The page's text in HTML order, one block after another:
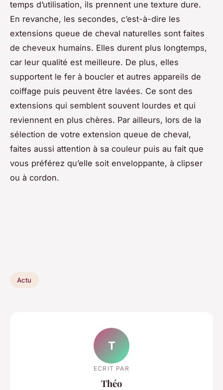
temps d’utilisation, ils prennent une texture dure.
En revanche, les secondes, c’est-à-dire les
extensions queue de cheval naturelles sont faites
de cheveux humains. Elles durent plus longtemps,
car leur qualité est meilleure. De plus, elles
supportent le fer à boucler et autres appareils de
coiffage puis peuvent être lavées. Ce sont des
extensions qui semblent souvent lourdes et qui
reviennent en plus chères. Par ailleurs, lors de la
sélection de votre extension queue de cheval,
faites aussi attention à sa couleur puis au fait que
vous préférez qu’elle soit enveloppante, à clipser
ou à cordon.
Actu
T
ECRIT PAR
Théo